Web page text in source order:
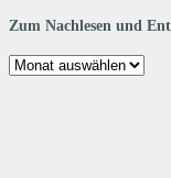
Zum Nachlesen und
Zum